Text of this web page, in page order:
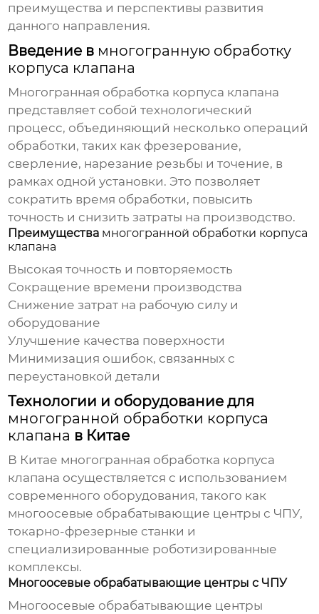
преимущества и перспективы развития
данного направления.
Введение в многогранную обработку
корпуса клапана
Многогранная обработка корпуса клапана
представляет собой технологический
процесс, объединяющий несколько операций
обработки, таких как фрезерование,
сверление, нарезание резьбы и точение, в
рамках одной установки. Это позволяет
сократить время обработки, повысить
точность и снизить затраты на производство.
Преимущества многогранной обработки корпуса
клапана
Высокая точность и повторяемость
Сокращение времени производства
Снижение затрат на рабочую силу и
оборудование
Улучшение качества поверхности
Минимизация ошибок, связанных с
переустановкой детали
Технологии и оборудование для
многогранной обработки корпуса
клапана в Китае
В Китае многогранная обработка корпуса
клапана осуществляется с использованием
современного оборудования, такого как
многоосевые обрабатывающие центры с ЧПУ,
токарно-фрезерные станки и
специализированные роботизированные
комплексы.
Многоосевые обрабатывающие центры с ЧПУ
Многоосевые обрабатывающие центры